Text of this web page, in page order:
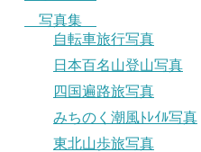
写真集
自転車旅行写真
日本百名山登山写真
四国遍路旅写真
みちのく潮風ﾄﾚｲﾙ写真
東北山歩旅写真